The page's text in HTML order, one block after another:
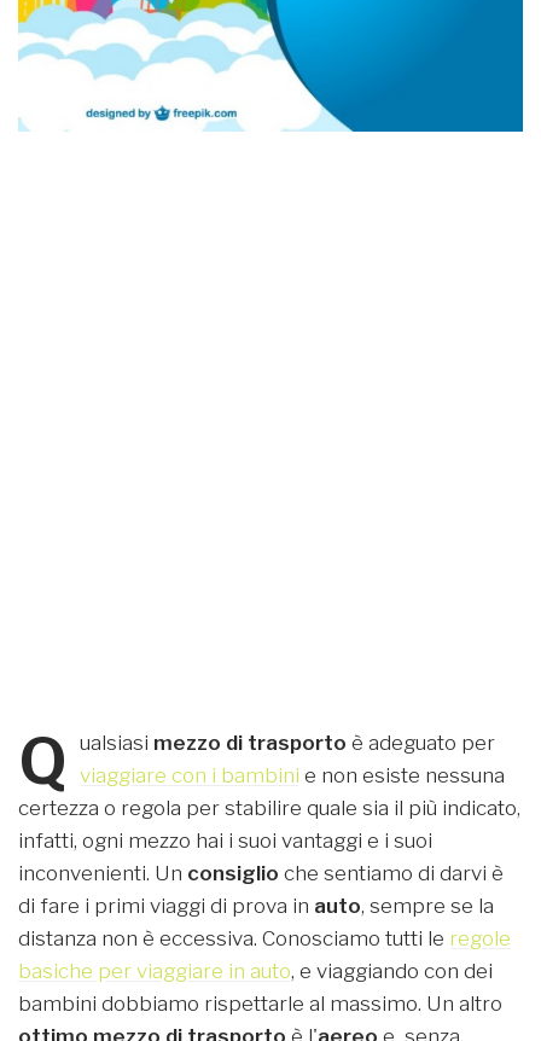
Q ualsiasi mezzo di trasporto è adeguato per
viaggiare con i bambini e non esiste nessuna
certezza o regola per stabilire quale sia il più indicato,
infatti, ogni mezzo hai i suoi vantaggi e i suoi
inconvenienti. Un consiglio che sentiamo di darvi è
di fare i primi viaggi di prova in auto, sempre se la
distanza non è eccessiva. Conosciamo tutti le regole
basiche per viaggiare in auto, e viaggiando con dei
bambini dobbiamo rispettarle al massimo. Un altro
ottimo mezzo di trasporto è l'aereo e senza